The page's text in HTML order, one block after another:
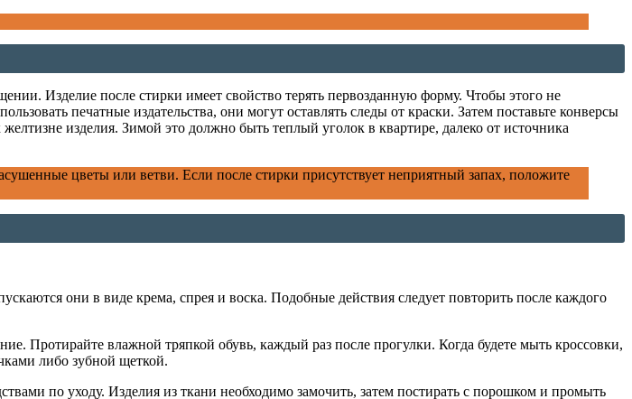
Изделие после стирки имеет свойство терять первозданную форму. Чтобы этого не
печатные издательства, они могут оставлять следы от краски. Затем поставьте конверсы
изделия. Зимой это должно быть теплый уголок в квартире, далеко от источника
цветы или ветви. Если после стирки присутствует неприятный запах, положите
они в виде крема, спрея и воска. Подобные действия следует повторить после каждого
Протирайте влажной тряпкой обувь, каждый раз после прогулки. Когда будете мыть кроссовки,
либо зубной щеткой.
по уходу. Изделия из ткани необходимо замочить, затем постирать с порошком и промыть